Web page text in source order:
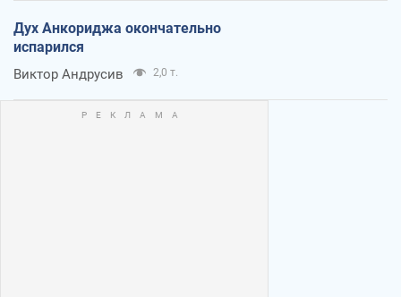
Дух Анкориджа окончательно
испарился
Виктор Андрусив 2,0 т.